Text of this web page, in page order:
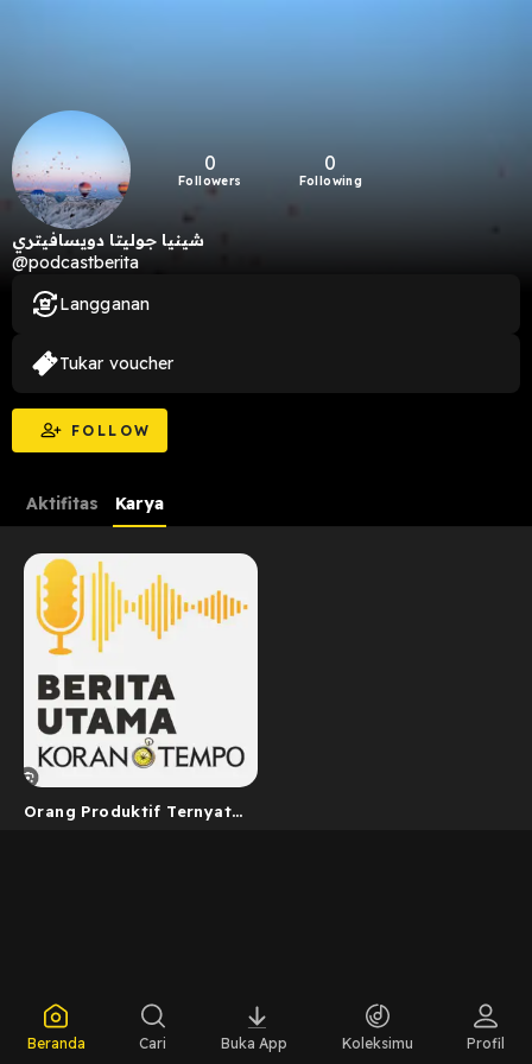
0
Followers
0
Following
شينيا جوليتا دويسافيتري
@podcastberita
FOLLOW
Langganan
Tukar voucher
Aktifitas Karya
Orang Produktif Ternyata
Beranda Cari Buka App Koleksimu Profil